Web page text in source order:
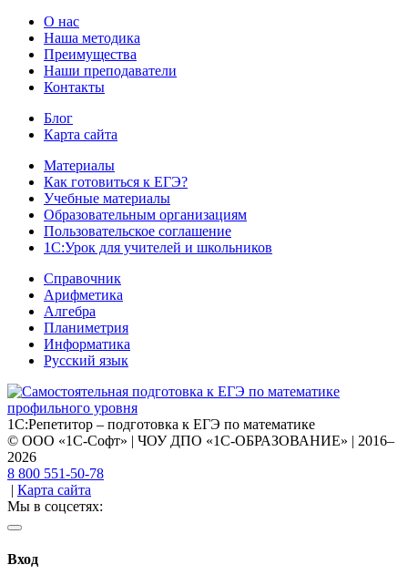
О нас
Наша методика
Преимущества
Наши преподаватели
Контакты
Блог
Карта сайта
Материалы
Как готовиться к ЕГЭ?
Учебные материалы
Образовательным организациям
Пользовательское соглашение
1С:Урок для учителей и школьников
Справочник
Арифметика
Алгебра
Планиметрия
Информатика
Русский язык
1С:Репетитор – подготовка к ЕГЭ по математике
© ООО «1С-Софт» | ЧОУ ДПО «1С-ОБРАЗОВАНИЕ» | 2016–
2026
8 800 551-50-78
| Карта сайта
Мы в соцсетях:
Вход